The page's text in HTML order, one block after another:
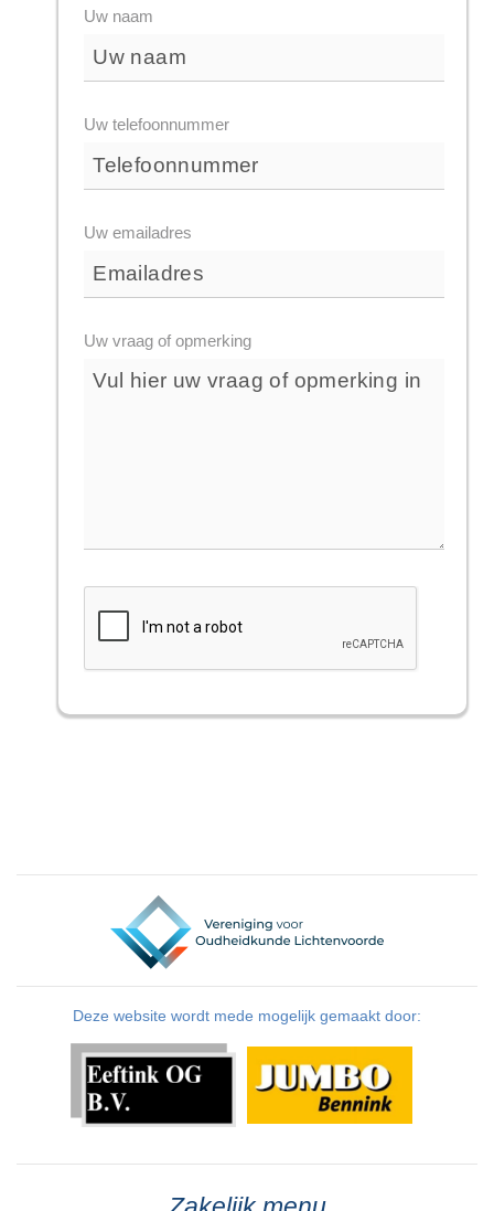
Uw naam
Uw telefoonnummer
Uw emailadres
Uw vraag of opmerking
Deze website wordt mede mogelijk gemaakt door: